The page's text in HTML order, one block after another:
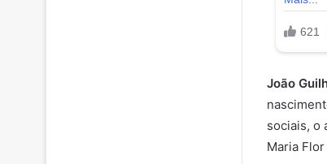
João
sociais, o
Maria